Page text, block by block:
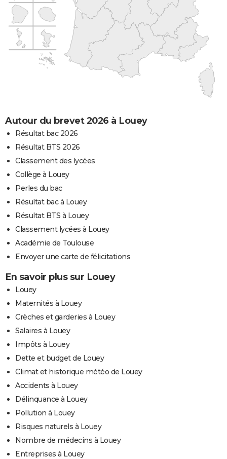
Autour du brevet 2026 à Louey
Résultat bac 2026
Résultat BTS 2026
Classement des lycées
Collège à Louey
Perles du bac
Résultat bac à Louey
Résultat BTS à Louey
Classement lycées à Louey
Académie de Toulouse
Envoyer une carte de félicitations
En savoir plus sur Louey
Louey
Maternités à Louey
Crèches et garderies à Louey
Salaires à Louey
Impôts à Louey
Dette et budget de Louey
Climat et historique météo de Louey
Accidents à Louey
Délinquance à Louey
Pollution à Louey
Risques naturels à Louey
Nombre de médecins à Louey
Entreprises à Louey